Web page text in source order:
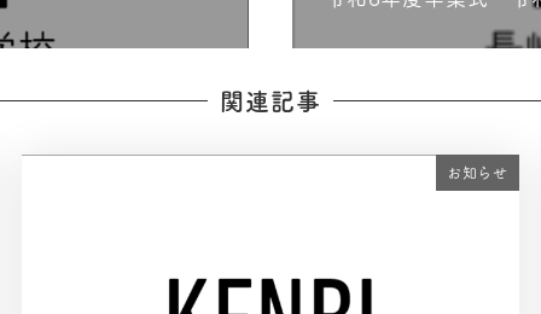
関連記事
お知らせ